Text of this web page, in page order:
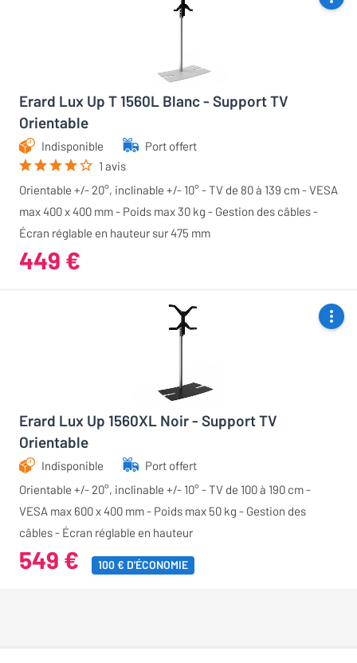
Erard Lux Up T 1560L Blanc - Support TV
Orientable
Indisponible
Port offert
1 avis
Orientable +/- 20°, inclinable +/- 10° - TV de 80 à 139 cm - VESA
max 400 x 400 mm - Poids max 30 kg - Gestion des câbles -
Écran réglable en hauteur sur 475 mm
449 €
Erard Lux Up 1560XL Noir - Support TV
Orientable
Indisponible
Port offert
Orientable +/- 20°, inclinable +/- 10° - TV de 100 à 190 cm -
VESA max 600 x 400 mm - Poids max 50 kg - Gestion des
câbles - Écran réglable en hauteur
549 € 100 € D'ÉCONOMIE